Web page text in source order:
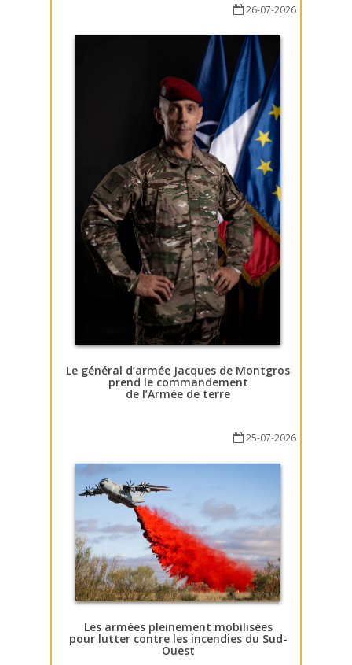
26-07-2026
Le général d’armée Jacques de Montgros
prend le commandement
de l’Armée de terre
25-07-2026
Les armées pleinement mobilisées
pour lutter contre les incendies du Sud-
Ouest